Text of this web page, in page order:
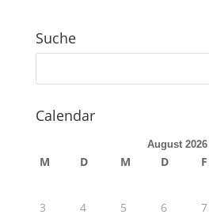
Suche
Calendar
August 2026
M D M D F
3
4 5 6 7